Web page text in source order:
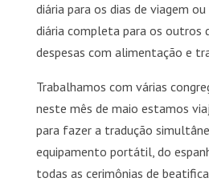
diária para os dias de viagem
diária completa para os outros
despesas com alimentação e
Trabalhamos com várias
neste mês de maio estamos
para fazer a tradução
equipamento portátil, do
todas as cerimônias de